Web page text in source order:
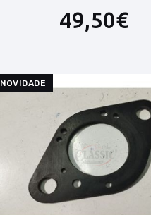
49,50€
NOVIDADE